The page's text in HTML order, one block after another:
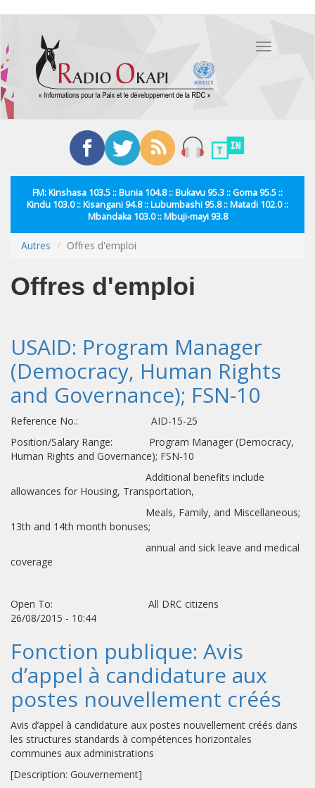
contenu
principal
Toggle
FM: Kinshasa 103.5 :: Bunia 104.8 :: Bukavu 95.3 :: Goma 95.5 ::
Kindu 103.0 :: Kisangani 94.8 :: Lubumbashi 95.8 :: Matadi 102.0 ::
Mbandaka 103.0 :: Mbuji-mayi 93.8
Autres Offres d'emploi
Offres d'emploi
USAID: Program Manager
(Democracy, Human Rights
and Governance); FSN-10
Reference No.: AID-15-25
Position/Salary Range: Program Manager (Democracy,
Human Rights and Governance); FSN-10
Additional benefits include
allowances for Housing, Transportation,
Meals, Family, and Miscellaneous;
13th and 14th month bonuses;
annual and sick leave and medical
coverage
Open To: All DRC citizens
26/08/2015 - 10:44
Fonction publique: Avis
d’appel à candidature aux
postes nouvellement créés
Avis d’appel à candidature aux postes nouvellement créés dans
les structures standards à compétences horizontales
communes aux administrations
[Description: Gouvernement]